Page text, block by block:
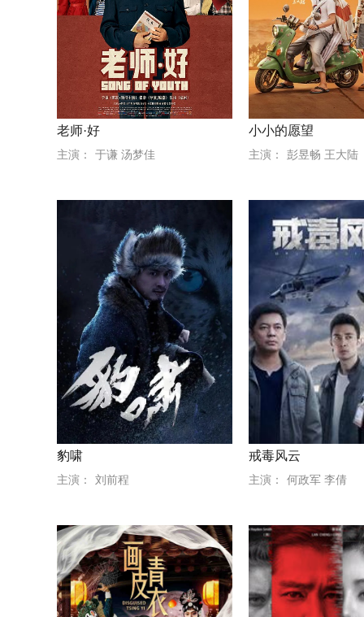
老师·好
主演： 于谦 汤梦佳
小小的愿望
主演： 彭昱畅 王大陆
豹啸
主演： 刘前程
戒毒风云
主演： 何政军 李倩